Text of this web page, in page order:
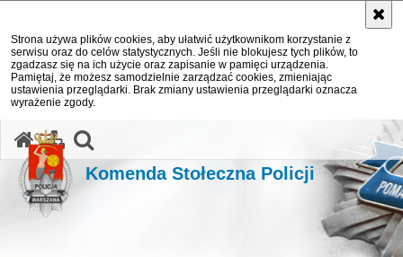
Strona używa plików cookies, aby ułatwić użytkownikom korzystanie z
serwisu oraz do celów statystycznych. Jeśli nie blokujesz tych plików, to
zgadzasz się na ich użycie oraz zapisanie w pamięci urządzenia.
Pamiętaj, że możesz samodzielnie zarządzać cookies, zmieniając
ustawienia przeglądarki. Brak zmiany ustawienia przeglądarki oznacza
wyrażenie zgody.
Komenda Stołeczna Policji